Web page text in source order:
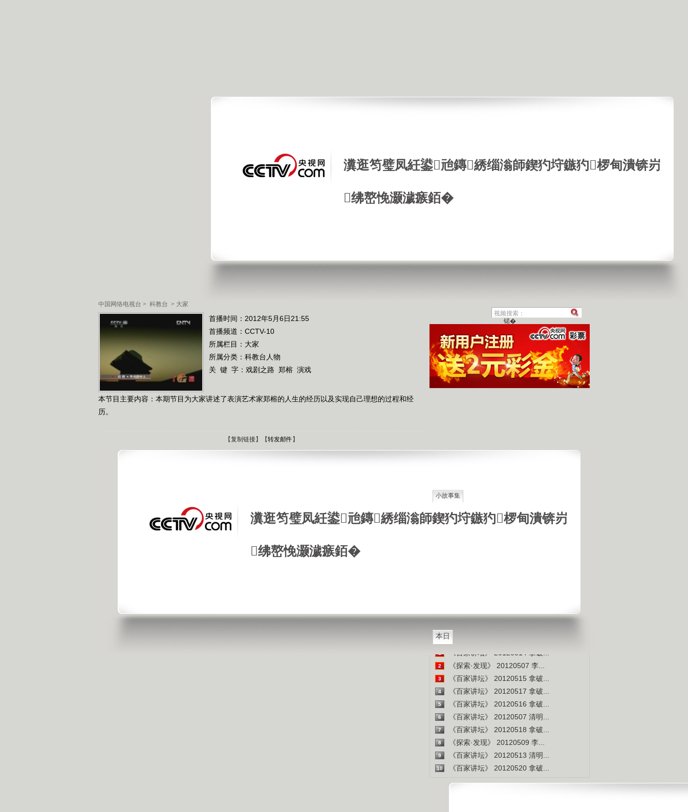
瀵逛笉璧凤紝鍙兘鏄綉缁滃師鍥犳垨鏃犳椤甸潰锛岃
绋嶅悗灏濊瘯銆�
中国网络电视台 > 科教台 > 大家
首播时间：2012年5月6日21:55
首播频道： CCTV-10
所属栏目： 大家
所属分类：科教台人物
关 键 字： 戏剧之路 郑榕 演戏
本节目主要内容：本期节目为大家讲述了表演艺术家郑榕的人生的经历以及实现自己理想的过程和经
历。
【复制链接】【转发邮件 】
瀵逛笉璧凤紝鍙兘鏄綉缁滃師鍥犳垨鏃犳椤甸潰锛岃
绋嶅悗灏濊瘯銆�
锘�
小故事集
石油工人发现的完整无损的不明飞行物
德国牧羊犬和草原狼的新结合
更多
精彩视频排行
本日
《百家讲坛》 20120514 拿破...
2 《探索·发现》 20120507 李...
3 《百家讲坛》 20120515 拿破...
4 《百家讲坛》 20120517 拿破...
5 《百家讲坛》 20120516 拿破...
6 《百家讲坛》 20120507 清明...
7 《百家讲坛》 20120518 拿破...
8 《探索·发现》 20120509 李...
9 《百家讲坛》 20120513 清明...
10 《百家讲坛》 20120520 拿破...